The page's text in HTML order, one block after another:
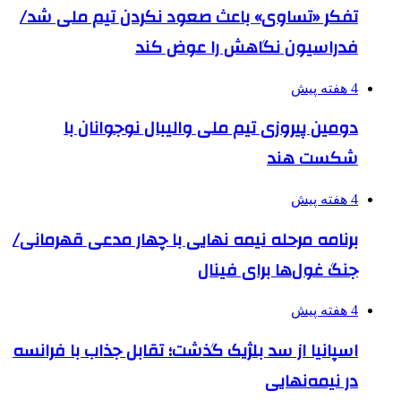
تفکر «تساوی» باعث صعود نکردن تیم ملی شد/
فدراسیون نگاهش را عوض کند
4 هفته پیش
دومین پیروزی تیم ملی والیبال نوجوانان با
شکست هند
4 هفته پیش
برنامه مرحله نیمه نهایی با چهار مدعی قهرمانی/
جنگ غول‌ها برای فینال
4 هفته پیش
اسپانیا از سد بلژیک گذشت؛ تقابل جذاب با فرانسه
در نیمه‌نهایی